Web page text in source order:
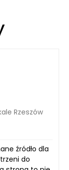
Rzeszów
źródło dla
do